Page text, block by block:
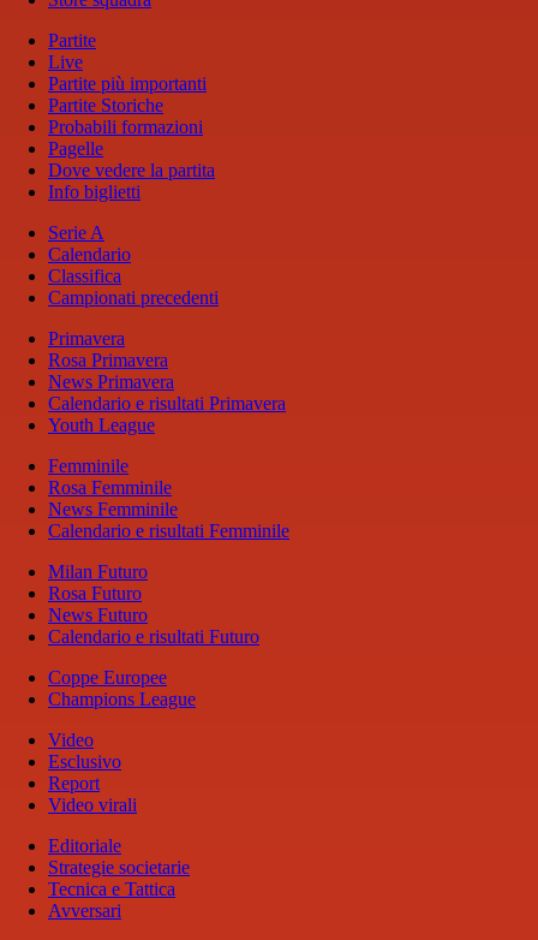
Partite
Live
Partite più importanti
Partite Storiche
Probabili formazioni
Pagelle
Dove vedere la partita
Info biglietti
Serie A
Calendario
Classifica
Campionati precedenti
Primavera
Rosa Primavera
News Primavera
Calendario e risultati Primavera
Youth League
Femminile
Rosa Femminile
News Femminile
Calendario e risultati Femminile
Milan Futuro
Rosa Futuro
News Futuro
Calendario e risultati Futuro
Coppe Europee
Champions League
Video
Esclusivo
Report
Video virali
Editoriale
Strategie societarie
Tecnica e Tattica
Avversari